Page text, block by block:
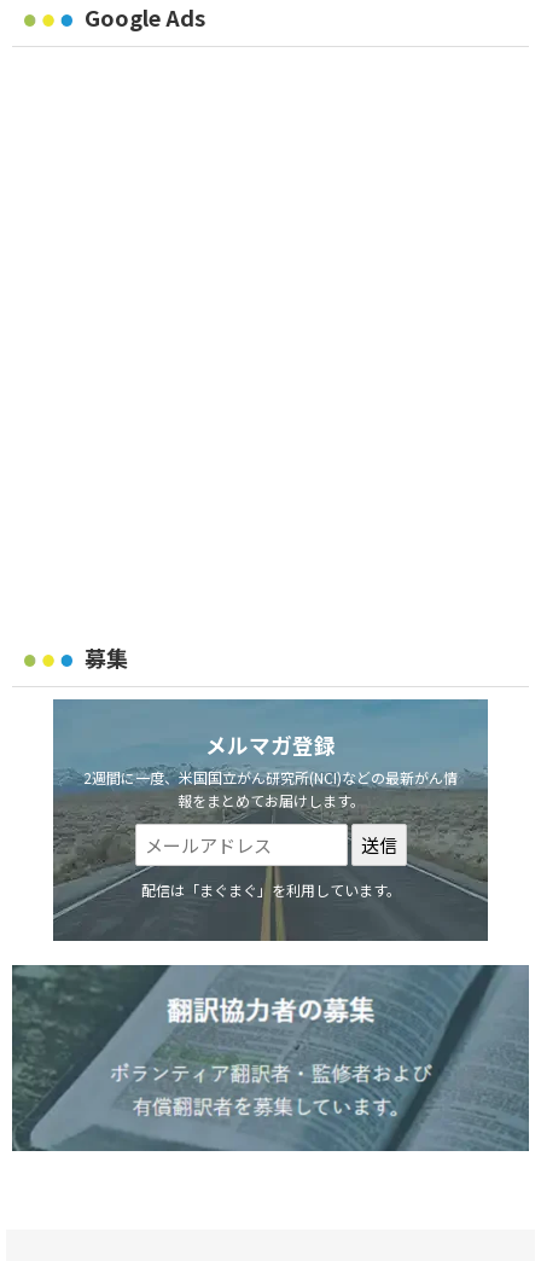
Google Ads
募集
メルマガ登録
2週間に一度、米国国立がん研究所(NCI)などの最新がん情
報をまとめてお届けします。
配信は「まぐまぐ」を利用しています。